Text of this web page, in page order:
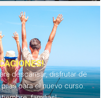
descansar, disfrutar de
para el nuevo curso.